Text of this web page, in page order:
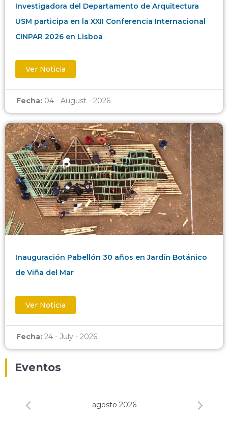
Investigadora del Departamento de Arquitectura
USM participa en la XXII Conferencia Internacional
CINPAR 2026 en Lisboa
Ver Noticia
Fecha: 04 - August - 2026
Inauguración Pabellón 30 años en Jardín Botánico
de Viña del Mar
Ver Noticia
Fecha: 24 - July - 2026
Eventos
agosto 2026